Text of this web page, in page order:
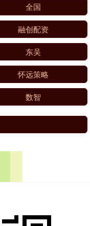
全国
融创配资
东吴
怀远策略
数智